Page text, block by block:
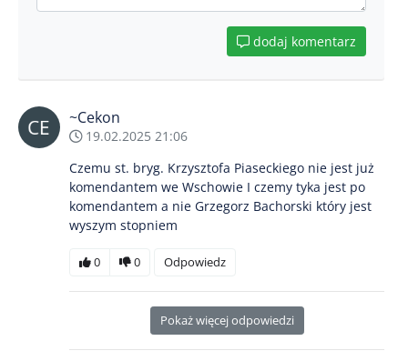
dodaj komentarz
~Cekon
19.02.2025 21:06
Czemu st. bryg. Krzysztofa Piaseckiego nie jest już
komendantem we Wschowie I czemy tyka jest po
komendantem a nie Grzegorz Bachorski który jest
wyszym stopniem
0 0 Odpowiedz
Pokaż więcej odpowiedzi